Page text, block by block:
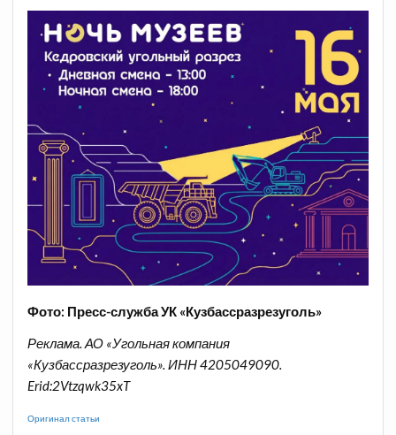
Фото: Пресс-служба УК «Кузбассразрезуголь»
Реклама. АО «Угольная компания
«Кузбассразрезуголь». ИНН 4205049090.
Erid:2Vtzqwk35xT
Оригинал статьи